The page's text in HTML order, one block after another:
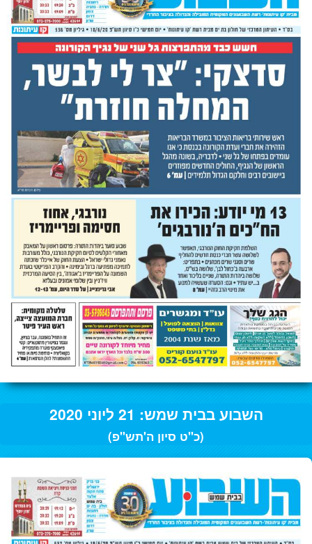
השבוע בבית שמש: 21 ליוני 2020
(כ"ט סיון ה'תש"פ)